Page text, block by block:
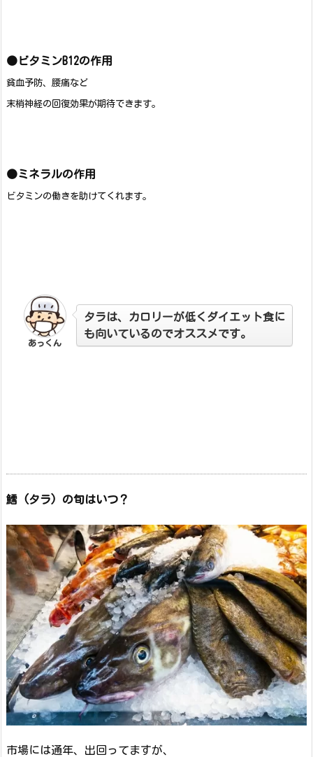
●ビタミンB12の作用
貧血予防、腰痛など
末梢神経の回復効果が期待できます。
●ミネラルの作用
ビタミンの働きを助けてくれます。
あっくん
タラは、カロリーが低くダイエット食に
も向いているのでオススメです。
鱈 (タラ) の旬はいつ？
市場には通年、出回ってますが、